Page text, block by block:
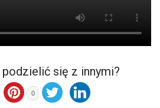
się z innymi?
0